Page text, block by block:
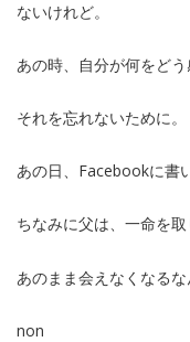
ないけれど。
あの時、自分が何をどう
それを忘れないために。
あの日、Facebookに書
ちなみに父は、一命を
あのまま会えなくなる
non